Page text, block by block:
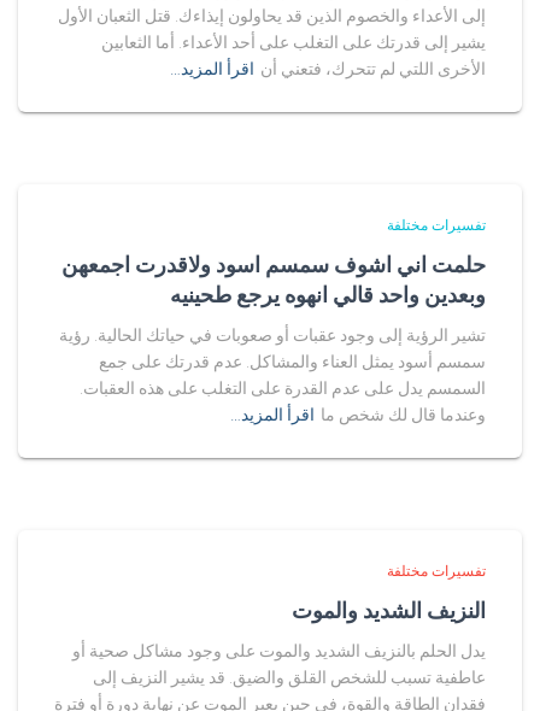
إلى الأعداء والخصوم الذين قد يحاولون إيذاءك. قتل الثعبان الأول
يشير إلى قدرتك على التغلب على أحد الأعداء. أما الثعابين
الأخرى اللتي لم تتحرك، فتعني أن اقرأ المزيد…
تفسيرات مختلفة
حلمت اني اشوف سمسم اسود ولاقدرت اجمعهن
وبعدين واحد قالي انهوه يرجع طحينيه
تشير الرؤية إلى وجود عقبات أو صعوبات في حياتك الحالية. رؤية
سمسم أسود يمثل العناء والمشاكل. عدم قدرتك على جمع
السمسم يدل على عدم القدرة على التغلب على هذه العقبات.
وعندما قال لك شخص ما اقرأ المزيد…
تفسيرات مختلفة
النزيف الشديد والموت
يدل الحلم بالنزيف الشديد والموت على وجود مشاكل صحية أو
عاطفية تسبب للشخص القلق والضيق. قد يشير النزيف إلى
فقدان الطاقة والقوة، في حين يعبر الموت عن نهاية دورة أو فترة